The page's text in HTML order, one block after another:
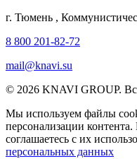
г. Тюмень ,
8 800 201-82-72
mail@knavi.su
© 2026 KNAVI GROUP.
Мы используем файлы
персонализации
соглашаетесь с их
персональных данных